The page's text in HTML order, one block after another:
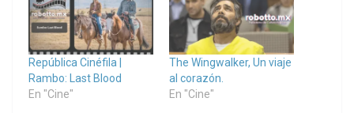
República Cinéfila |
Rambo: Last Blood
En "Cine"
The Wingwalker, Un viaje
al corazón.
En "Cine"